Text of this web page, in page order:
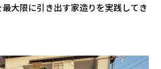
大限に引き出す家造りを実践してき